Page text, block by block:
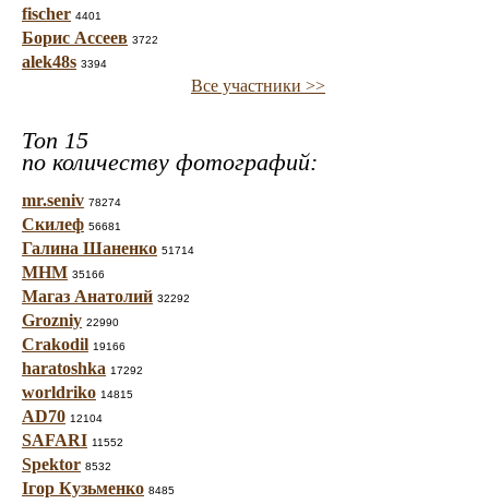
fischer 4401
Борис Ассеев 3722
alek48s 3394
Все участники >>
Топ 15
по количеству фотографий:
mr.seniv 78274
Скилеф 56681
Галина Шаненко 51714
МНМ 35166
Магаз Анатолий 32292
Grozniy 22990
Crakodil 19166
haratoshka 17292
worldriko 14815
AD70 12104
SAFARI 11552
Spektor 8532
Ігор Кузьменко 8485